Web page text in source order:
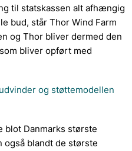
til statskassen alt afhængig
bud, står Thor Wind Farm
og Thor bliver dermed den
bliver opført med
og støttemodellen
blot Danmarks største
også blandt de største